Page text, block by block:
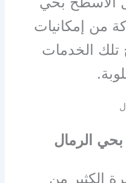
من إمكانيات
الخدمات
.
الرمال
الكثير من